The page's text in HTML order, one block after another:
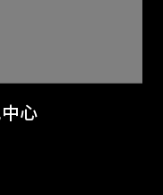
心
一世紀視覺